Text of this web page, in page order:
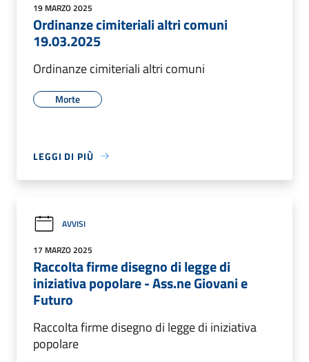
19 MARZO 2025
Ordinanze cimiteriali altri comuni
19.03.2025
Ordinanze cimiteriali altri comuni
Morte
LEGGI DI PIÙ
AVVISI
17 MARZO 2025
Raccolta firme disegno di legge di
iniziativa popolare - Ass.ne Giovani e
Futuro
Raccolta firme disegno di legge di iniziativa
popolare